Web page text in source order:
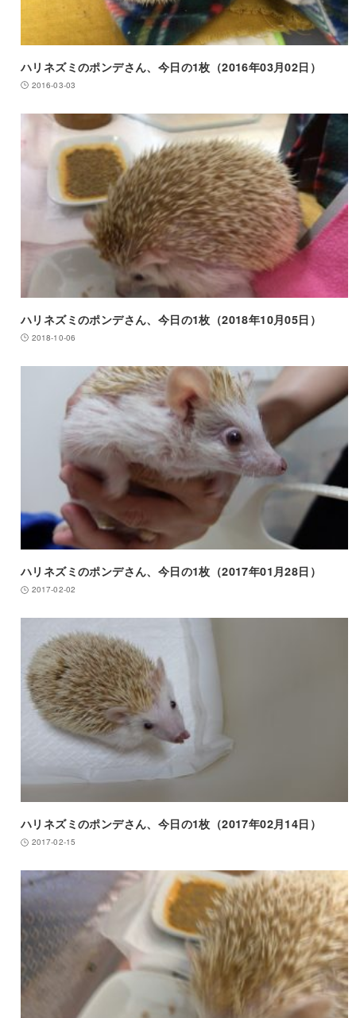
ハリネズミのポンデさん、今日の1枚（2016年03月02日）
2016-03-03
ハリネズミのポンデさん、今日の1枚（2018年10月05日）
2018-10-06
ハリネズミのポンデさん、今日の1枚（2017年01月28日）
2017-02-02
ハリネズミのポンデさん、今日の1枚（2017年02月14日）
2017-02-15